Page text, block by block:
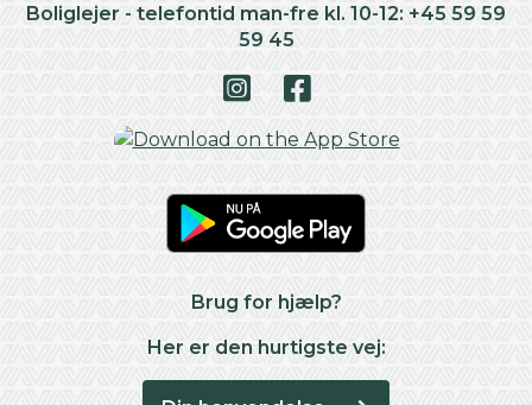
Boliglejer - telefontid man-fre kl. 10-12: +45 59 59
59 45
Brug for hjælp?
Her er den hurtigste vej: